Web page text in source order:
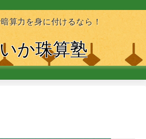
算力を身に付けるなら！
か珠算塾